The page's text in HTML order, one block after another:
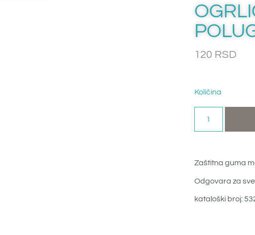
120 RSD
Količina
Zaštitna guma
Odgovara za
kataloški broj: